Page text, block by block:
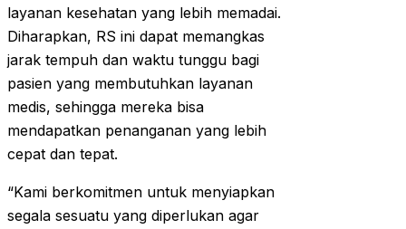
layanan kesehatan yang lebih memadai.
Diharapkan, RS ini dapat memangkas
jarak tempuh dan waktu tunggu bagi
pasien yang membutuhkan layanan
medis, sehingga mereka bisa
mendapatkan penanganan yang lebih
cepat dan tepat.
“Kami berkomitmen untuk menyiapkan
segala sesuatu yang diperlukan agar